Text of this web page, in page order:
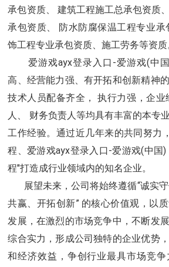
承包资质、 建筑工程施工总承包资质
承包资质、 防水防腐保温工程专业承
饰工程专业承包资质、施工劳务等资质
爱游戏ayx登录入口-爱游戏(中国
高、经营能力强、有开拓和创新精神
技术人员配备齐全， 执行力强 ，企业
人、 财务负责人等均具有丰富的本专
工作经验。通过近几年来的共同努力
程、爱游戏ayx登录入口-爱游戏(中国
程"打造成行业领域内的知名企业。
展望未来，公司将始终遵循“诚实守
共嬴、开拓创新” 的核心价值观，以
发展，在激烈的市场竞争中，不断发
综合实力，形成公司独特的企业优势
和经济效益，争创行业最具市场竞